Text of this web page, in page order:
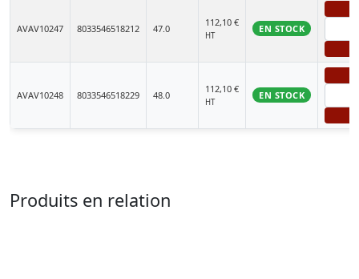
AVAV10247 8033546518212 47.0
112,10 €
HT
EN STOCK
AVAV10248 8033546518229 48.0
112,10 €
HT
EN STOCK
Produits en relation